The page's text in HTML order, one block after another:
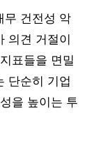
무 건전성 악
의견 거절이
표들을 면밀
단순히 기업
을 높이는 투